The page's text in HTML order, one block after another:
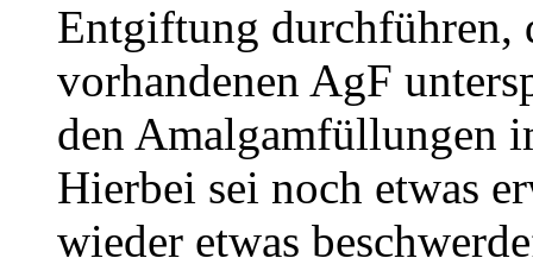
Entgiftung durchführen,
vorhandenen AgF
den Amalgamfüllungen
Hierbei sei noch etwas
wieder etwas